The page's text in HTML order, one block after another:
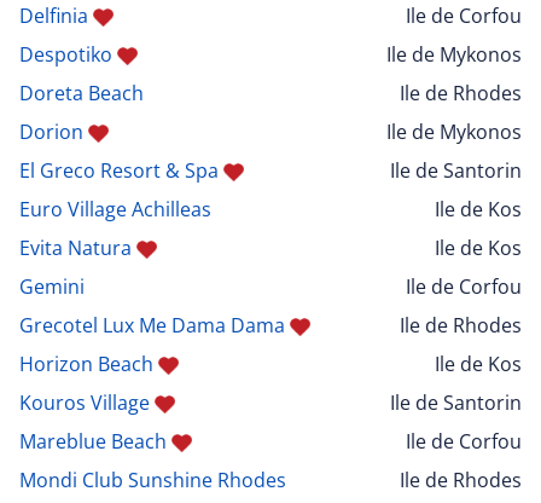
Delfinia
Ile de Corfou
Despotiko
Ile de Mykonos
Doreta Beach
Ile de Rhodes
Dorion
Ile de Mykonos
El Greco Resort & Spa
Ile de Santorin
Euro Village Achilleas
Ile de Kos
Evita Natura
Ile de Kos
Gemini
Ile de Corfou
Grecotel Lux Me Dama Dama
Ile de Rhodes
Horizon Beach
Ile de Kos
Kouros Village
Ile de Santorin
Mareblue Beach
Ile de Corfou
Mondi Club Sunshine Rhodes
Ile de Rhodes